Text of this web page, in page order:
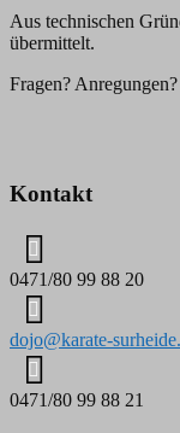
Aus technischen
übermittelt.
Fragen?
Kontakt
0471/80 99 88 20
dojo@karate-
0471/80 99 88 21